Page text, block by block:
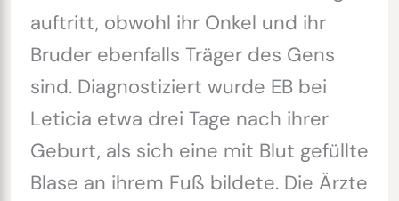
auftritt, obwohl ihr Onkel und ihr
Bruder ebenfalls Träger des Gens
sind. Diagnostiziert wurde EB bei
Leticia etwa drei Tage nach ihrer
Geburt, als sich eine mit Blut gefüllte
Blase an ihrem Fuß bildete. Die Ärzte